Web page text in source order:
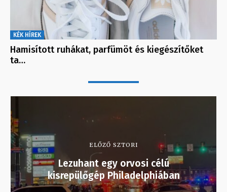
KÉK HÍREK
Hamisított ruhákat, parfümöt és kiegészítőket
ta…
ELŐZŐ SZTORI
Lezuhant egy orvosi célú
kisrepülőgép Philadelphiában